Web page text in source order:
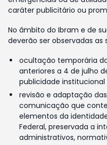
caráter publicitário ou
No âmbito do Ibram e de
deverão ser observadas as
ocultação temporária
anteriores a 4 de julho
publicidade
revisão e adaptação
comunicação que
elementos da
Federal, preservada a
administrativos,